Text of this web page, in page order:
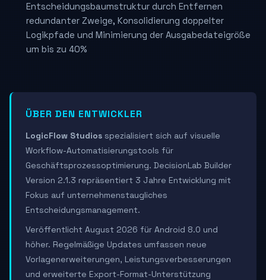
Entscheidungsbaumstruktur durch Entfernen
redundanter Zweige, Konsolidierung doppelter
Logikpfade und Minimierung der Ausgabedateigröße
um bis zu 40%
ÜBER DEN ENTWICKLER
LogicFlow Studios spezialisiert sich auf visuelle
Workflow-Automatisierungstools für
Geschäftsprozessoptimierung. DecisionLab Builder
Version 2.1.3 repräsentiert 3 Jahre Entwicklung mit
Fokus auf unternehmenstaugliches
Entscheidungsmanagement.
Veröffentlicht August 2026 für Android 8.0 und
höher. Regelmäßige Updates umfassen neue
Vorlagenerweiterungen, Leistungsverbesserungen
und erweiterte Export-Format-Unterstützung